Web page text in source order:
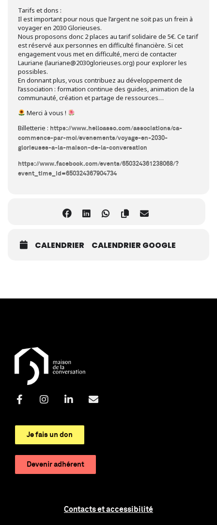
Tarifs et dons :
Il est important pour nous que l’argent ne soit pas un frein à
voyager en 2030 Glorieuses.
Nous proposons donc 2 places au tarif solidaire de 5€. Ce tarif
est réservé aux personnes en difficulté financière. Si cet
engagement vous met en difficulté, merci de contacter
Lauriane (lauriane@2030glorieuses.org) pour explorer les
possibles.
En donnant plus, vous contribuez au développement de
l’association : formation continue des guides, animation de la
communauté, création et partage de ressources…
Merci à vous !
Billetterie : https://www.helloasso.com/associations/ca-
commence-par-moi/evenements/voyage-en-2030-
glorieuses-a-la-maison-de-la-conversation
https://www.facebook.com/events/650324361238068/?
event_time_id=650324367904734
CALENDRIER CALENDRIER GOOGLE
Je fais un don
Devenir adhérent
Contacts et accessibilité